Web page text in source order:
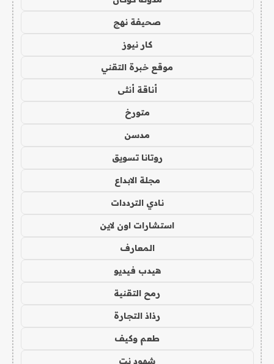
صحيفة نهج
كار نيوز
موقع خبرة التقني
أناقة أنثى
متورخ
مدسن
روتانا تسويق
مجلة الابداع
نادي الترددات
استشارات اون لاين
المعارف
هيدب فيديو
رمح التقنية
رذاذ التجارة
طعم وكيف
شهود نت